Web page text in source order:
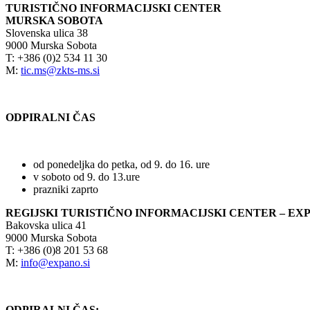
TURISTIČNO INFORMACIJSKI CENTER
MURSKA SOBOTA
Slovenska ulica 38
9000 Murska Sobota
T: +386 (0)2 534 11 30
M: tic.ms@zkts-ms.si
ODPIRALNI ČAS
od ponedeljka do petka, od 9. do 16. ure
v soboto od 9. do 13.ure
prazniki zaprto
REGIJSKI TURISTIČNO INFORMACIJSKI CENTER –
Bakovska ulica 41
9000 Murska Sobota
T: +386 (0)8 201 53 68
M: info@expano.si